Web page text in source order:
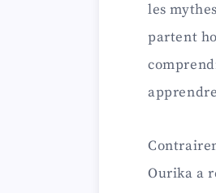
les
partent
Ourika a